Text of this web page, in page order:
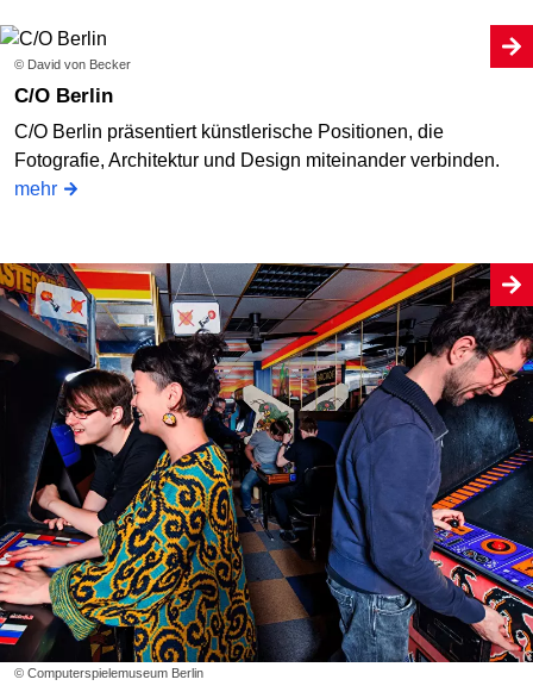
© David von Becker
C/O Berlin
C/O Berlin präsentiert künstlerische Positionen, die
Fotografie, Architektur und Design miteinander verbinden.
mehr
© Computerspielemuseum Berlin